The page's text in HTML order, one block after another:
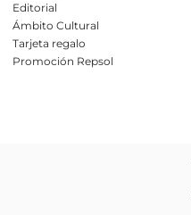
Editorial
Ámbito Cultural
Tarjeta regalo
Promoción Repsol